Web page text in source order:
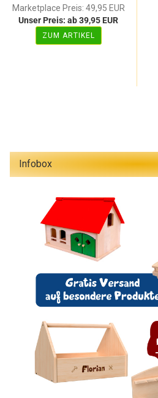
Marketplace Preis: 49,95 EUR
Unser Preis: ab 39,95 EUR
ZUM ARTIKEL
Infobox